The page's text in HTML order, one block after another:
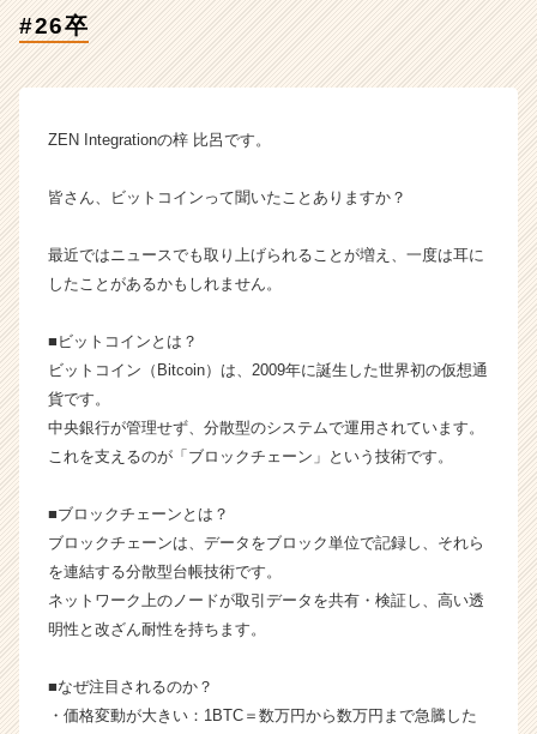
タ
ラ
ン】
ャ
成
長
業
ス
カ
ウ
が
届
#26卒
ZEN Integrationの梓 比呂です。
皆さん、ビットコインって聞いたことありますか？
最近ではニュースでも取り上げられることが増え、一度は耳に
したことがあるかもしれません。
■ビットコインとは？
ビットコイン（Bitcoin）は、2009年に誕生した世界初の仮想通
貨です。
中央銀行が管理せず、分散型のシステムで運用されています。
これを支えるのが「ブロックチェーン」という技術です。
■ブロックチェーンとは？
ブロックチェーンは、データをブロック単位で記録し、それら
を連結する分散型台帳技術です。
ネットワーク上のノードが取引データを共有・検証し、高い透
明性と改ざん耐性を持ちます。
■なぜ注目されるのか？
・価格変動が大きい：1BTC＝数万円から数万円まで急騰した